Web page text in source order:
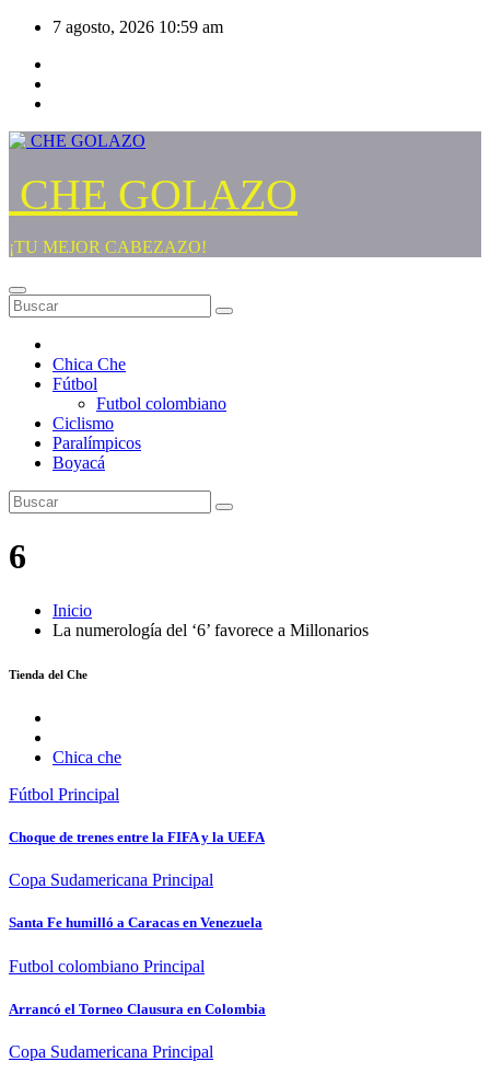
Saltar
contenido
7 agosto, 2026 10:59 am
CHE GOLAZO
¡TU MEJOR CABEZAZO!
Chica Che
Fútbol
Futbol colombiano
Ciclismo
Paralímpicos
Boyacá
6
Inicio
La numerología del ‘6’ favorece a Millonarios
Tienda del Che
Chica che
Fútbol Principal
Choque de trenes entre la FIFA y la UEFA
Copa Sudamericana Principal
Santa Fe humilló a Caracas en Venezuela
Futbol colombiano Principal
Arrancó el Torneo Clausura en Colombia
Copa Sudamericana Principal